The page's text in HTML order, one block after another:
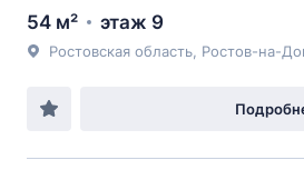
54 м² этаж 9